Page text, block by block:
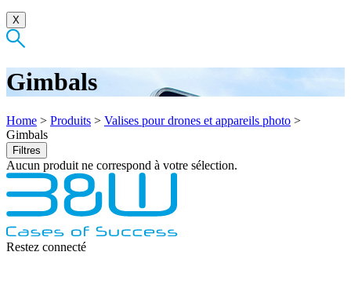
X
Gimbals
Home > Produits > Valises pour drones et appareils photo >
Gimbals
Filtres
Aucun produit ne correspond à votre sélection.
Restez connecté